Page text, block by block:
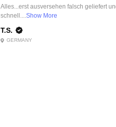
Alles...erst ausversehen falsch geliefert
schnell....Show More
T.S.
GERMANY